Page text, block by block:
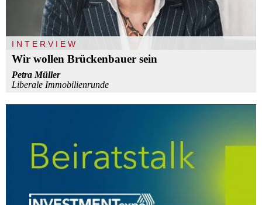
INTERVIEW
Wir wollen Brückenbauer sein
Petra Müller
Liberale Immobilienrunde